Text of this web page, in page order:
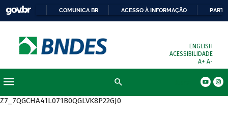
COMUNICA BR ACESSO À INFORMAÇÃO
ENGLISH
ACESSIBILIDADE
A+ A-
Z7_7QGCHA41L071B0QGLVK8P22GJ0